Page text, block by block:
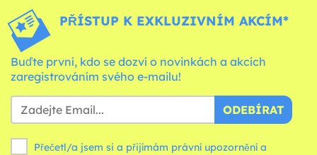
PŘÍSTUP K EXKLUZIVNÍM AKCÍM*
Buďte první, kdo se dozví o novinkách a akcích
zaregistrováním svého e-mailu!
ODEBÍRAT
Přečetl/a jsem si a přijímám právní upozornění a